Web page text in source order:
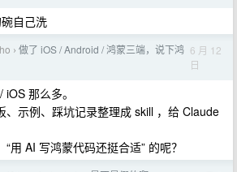
自己洗
› 做了 iOS / Android / 鸿蒙三端，说下鸿 6 月 12
日
那么多。
、示例、踩坑记录整理成 skill ，给 Claude
用 AI 写鸿蒙代码还挺合适” 的呢？